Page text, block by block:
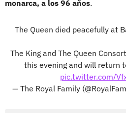
monarca, a los 96 años.
The Queen died peacefully at
The King and The Queen
this evening and will return
pic.twitter.com/
— The Royal Family